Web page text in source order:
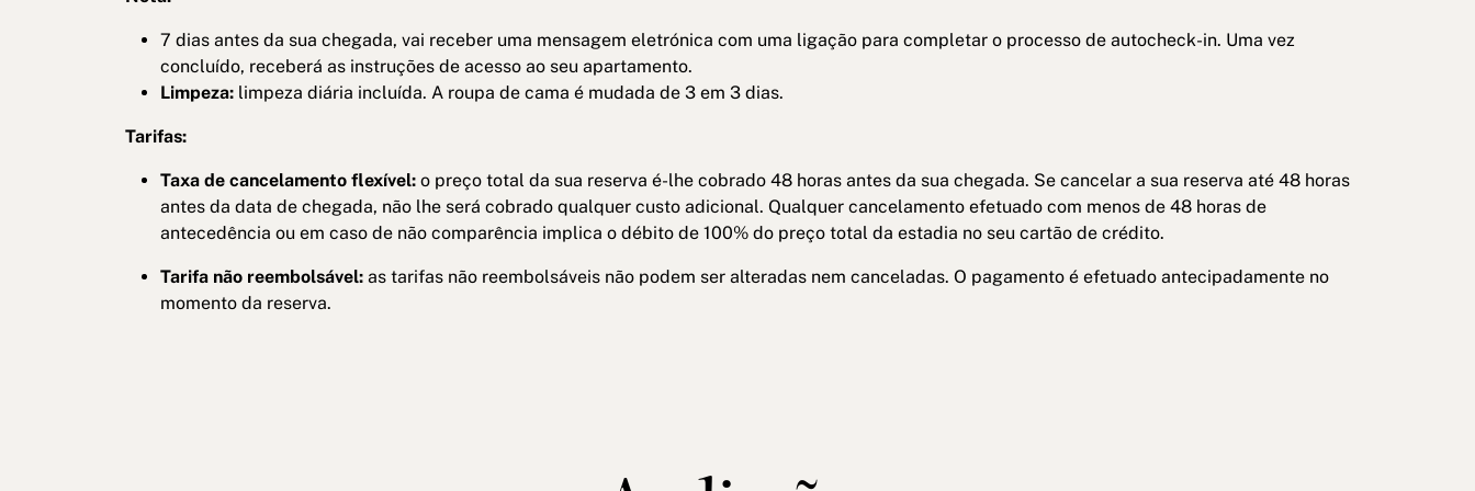
7 dias antes da sua chegada, vai receber uma mensagem eletrónica com uma ligação para completar o processo de autocheck-in. Uma vez
concluído, receberá as instruções de acesso ao seu apartamento.
Limpeza: limpeza diária incluída. A roupa de cama é mudada de 3 em 3 dias.
Tarifas:
Taxa de cancelamento flexível: o preço total da sua reserva é-lhe cobrado 48 horas antes da sua chegada. Se cancelar a sua reserva até 48 horas
antes da data de chegada, não lhe será cobrado qualquer custo adicional. Qualquer cancelamento efetuado com menos de 48 horas de
antecedência ou em caso de não comparência implica o débito de 100% do preço total da estadia no seu cartão de crédito.
Tarifa não reembolsável: as tarifas não reembolsáveis não podem ser alteradas nem canceladas. O pagamento é efetuado antecipadamente no
momento da reserva.